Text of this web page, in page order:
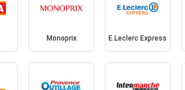
Monoprix E.Leclerc Express